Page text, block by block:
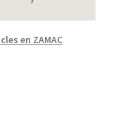
en ZAMAC